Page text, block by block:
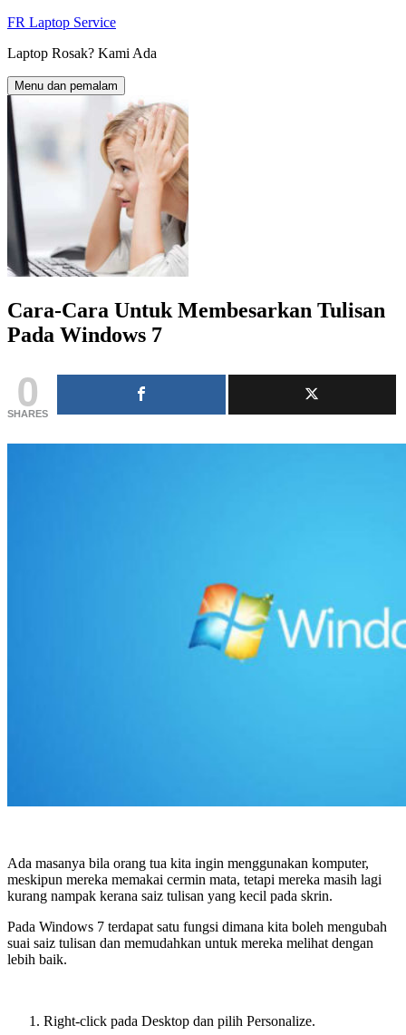
Langkau
kandungan
FR Laptop Service
Laptop Rosak? Kami Ada
Menu dan pemalam
Cara-Cara Untuk Membesarkan Tulisan
Pada Windows 7
0
SHARES
Ada masanya bila orang tua kita ingin menggunakan komputer,
meskipun mereka memakai cermin mata, tetapi mereka masih lagi
kurang nampak kerana saiz tulisan yang kecil pada skrin.
Pada Windows 7 terdapat satu fungsi dimana kita boleh mengubah
suai saiz tulisan dan memudahkan untuk mereka melihat dengan
lebih baik.
Right-click pada Desktop dan pilih Personalize.